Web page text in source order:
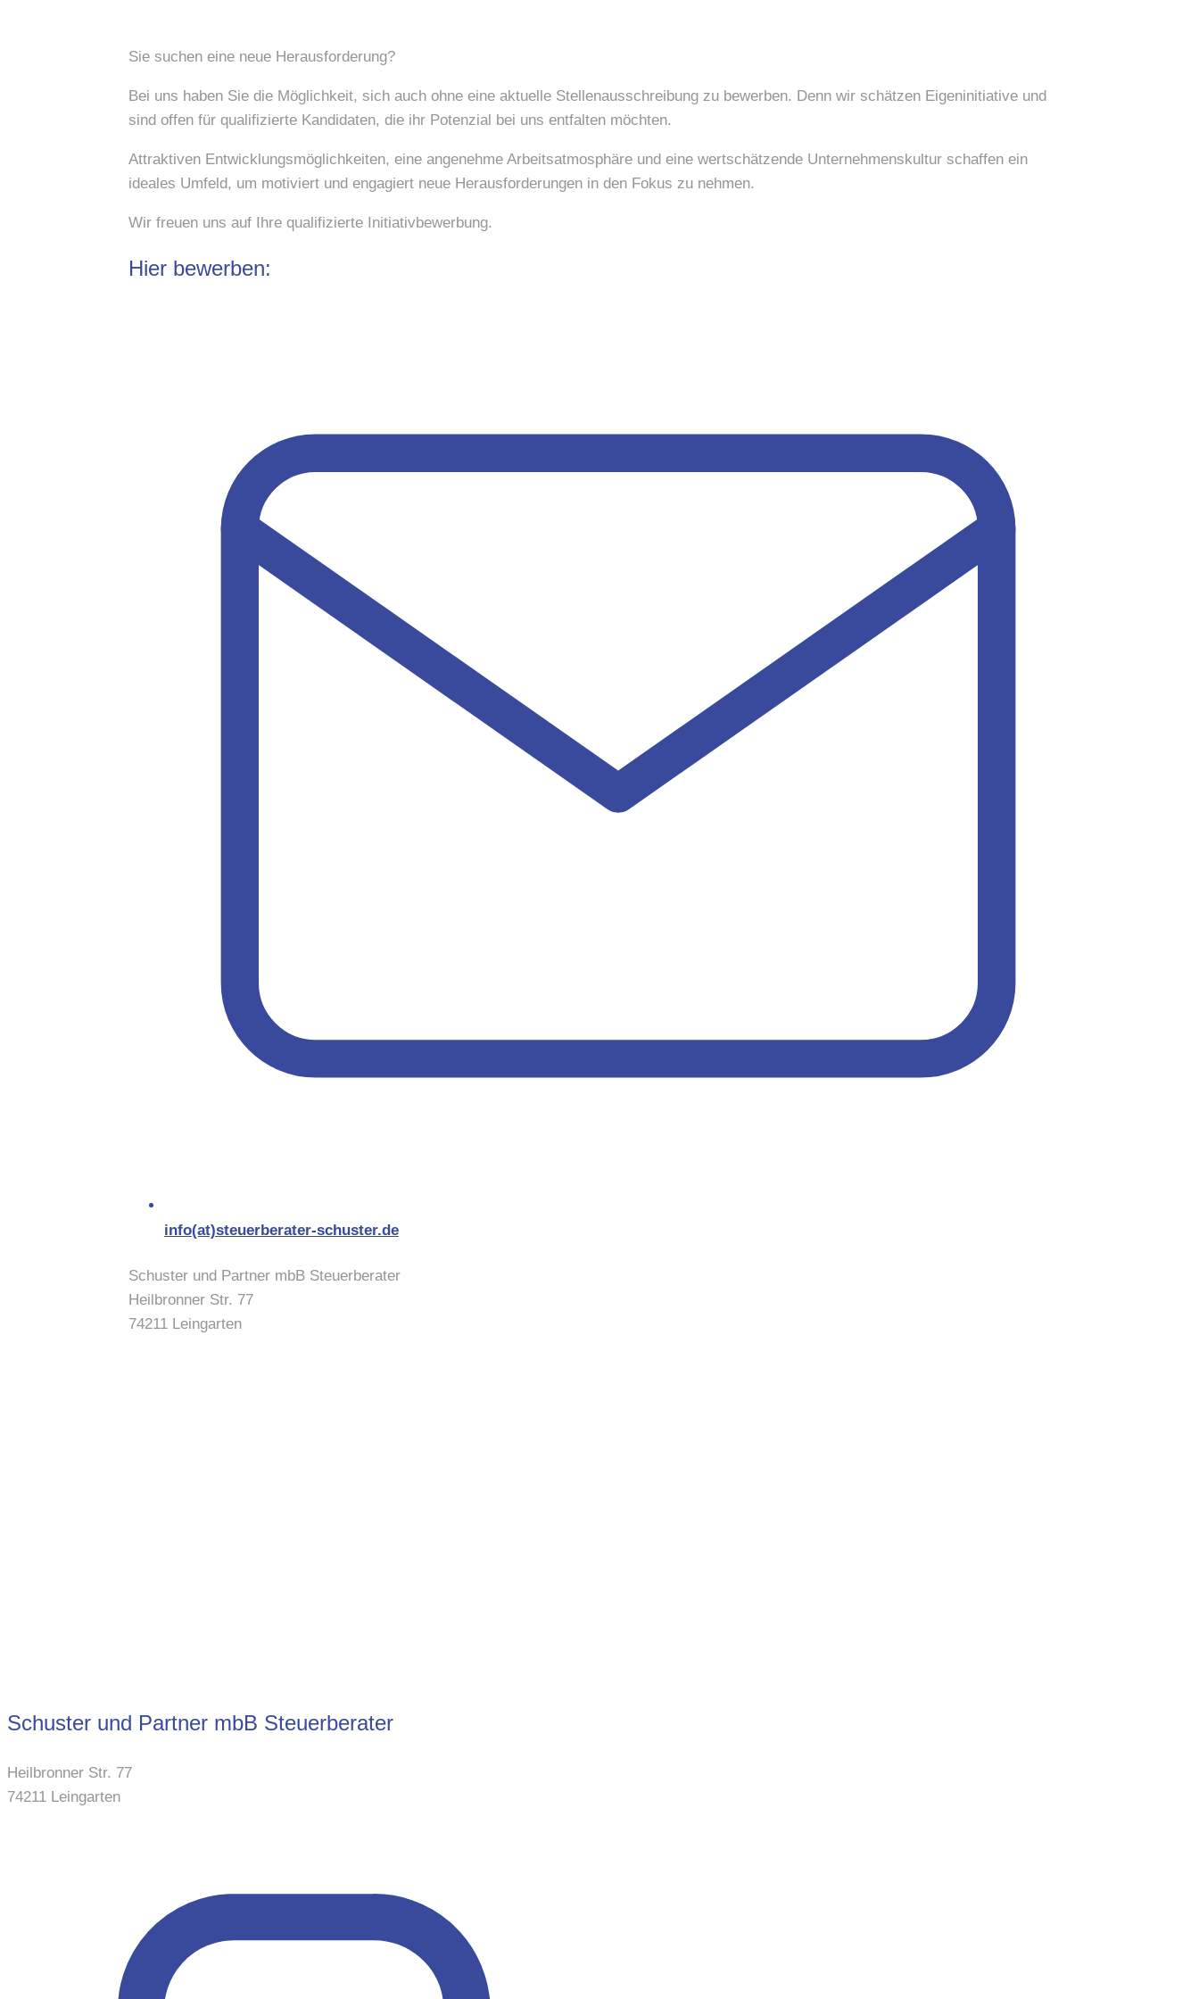
Sie suchen eine neue Herausforderung?
Bei uns haben Sie die Möglichkeit, sich auch ohne eine aktuelle Stellenausschreibung zu bewerben. Denn wir schätzen Eigeninitiative und
sind offen für qualifizierte Kandidaten, die ihr Potenzial bei uns entfalten möchten.
Attraktiven Entwicklungsmöglichkeiten, eine angenehme Arbeitsatmosphäre und eine wertschätzende Unternehmenskultur schaffen ein
ideales Umfeld, um motiviert und engagiert neue Herausforderungen in den Fokus zu nehmen.
Wir freuen uns auf Ihre qualifizierte Initiativbewerbung.
Hier bewerben:
info(at)steuerberater-schuster.de
Schuster und Partner mbB Steuerberater
Heilbronner Str. 77
74211 Leingarten
Schuster und Partner mbB Steuerberater
Heilbronner Str. 77
74211 Leingarten